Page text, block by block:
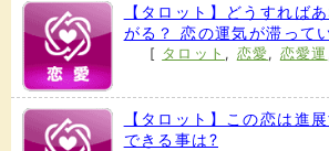
【タロット】どうすれば
がる？ 恋の運気が滞って
[ タロット , 恋愛, 恋愛運
【タロット】この恋は進
できる事は?